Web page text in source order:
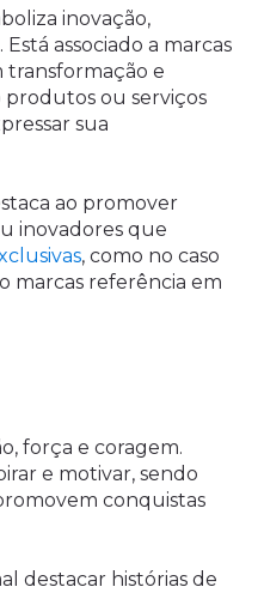
inovação,
associado a marcas
transformação e
ou serviços
sua
ao promover
inovadores que
, como no caso
marcas referência em
força e coragem.
e motivar, sendo
conquistas
destacar histórias de